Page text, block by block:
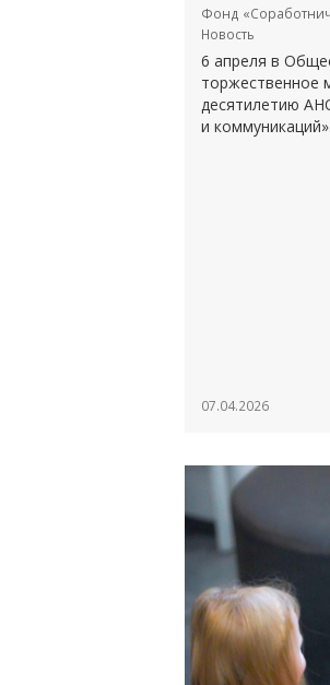
Фонд
Новость
​6 апреля в
торжественное
десятилетию
и
07.04.2026